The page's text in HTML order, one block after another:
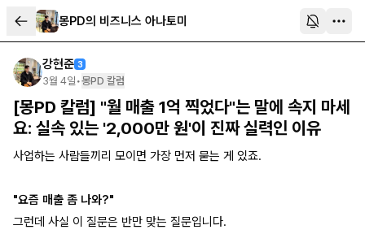
몽PD의 비즈니스 아나토미
강현준 3
3월 4일 •몽PD 칼럼
[몽PD 칼럼] "월 매출 1억 찍었다"는 말에 속지 마세
요: 실속 있는 '2,000만 원'이 진짜 실력인 이유
사업하는 사람들끼리 모이면 가장 먼저 묻는 게 있죠.
"요즘 매출 좀 나와?"
그런데 사실 이 질문은 반만 맞는 질문입니다.